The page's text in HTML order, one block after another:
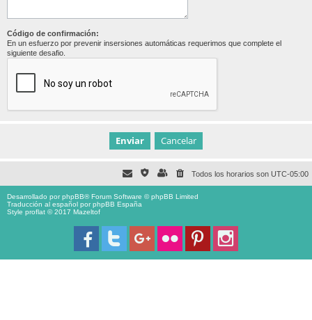
Código de confirmación:
En un esfuerzo por prevenir insersiones automáticas requerimos que complete el
siguiente desafio.
Todos los horarios son UTC-05:00
Desarrollado porphpBB® Forum Software © phpBB Limited
Traducción al español porphpBB España
Style proflat © 2017 Mazeltof